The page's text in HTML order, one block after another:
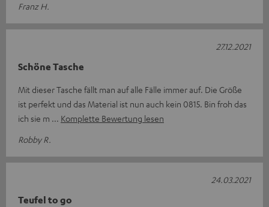
Franz H.
Schöne Tasche
Mit dieser Tasche fällt man auf alle Fälle immer auf. Die Größe
ist perfekt und das Material ist nun auch kein 0815. Bin froh das
ich sie m
Komplette Bewertung lesen
Robby R.
27.12.2021
Teufel to go
24.03.2021